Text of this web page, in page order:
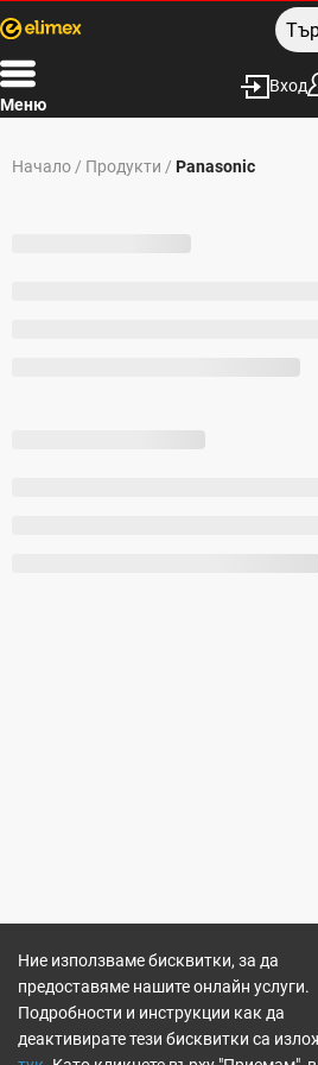
Меню
Вход
Начало / Продукти / Panasonic
Ние използваме бисквитки, за да
предоставяме нашите онлайн услуги.
Подробности и инструкции как да
деактивирате тези бисквитки са